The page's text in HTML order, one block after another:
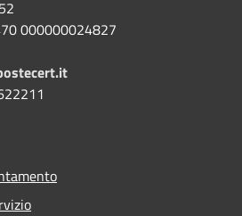
000000024827